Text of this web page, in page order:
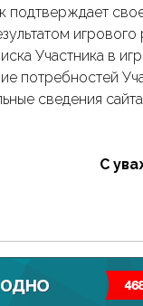
подтверждает
Участника в
потребностей
сведения
С